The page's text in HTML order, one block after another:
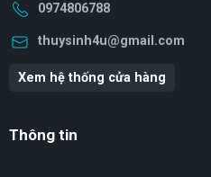
0974806788
thuysinh4u@gmail.com
Xem hệ thống cửa hàng
Thông tin